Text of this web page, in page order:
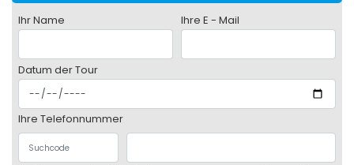
Ihr Name Ihre E - Mail
Datum der Tour
Ihre Telefonnummer